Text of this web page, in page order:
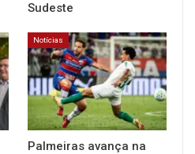
Sudeste
Notícias
Palmeiras avança na